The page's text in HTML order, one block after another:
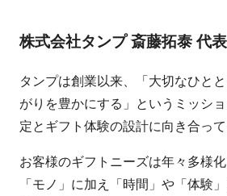
株式会社タンプ 斎藤拓泰 代
タンプは創業以来、「大切なひと
がりを豊かにする」というミッシ
定とギフト体験の設計に向き合って
お客様のギフトニーズは年々多様
「モノ」に加え「時間」や「体験